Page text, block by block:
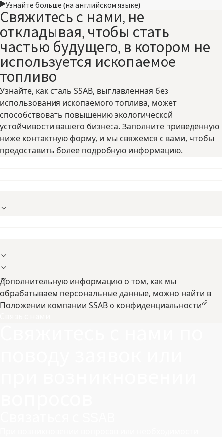
Узнайте больше (на английском языке)
Свяжитесь с нами, не
откладывая, чтобы стать
частью будущего, в котором не
используется ископаемое
топливо
Узнайте, как сталь SSAB, выплавленная без
использования ископаемого топлива, может
способствовать повышению экологической
устойчивости вашего бизнеса. Заполните приведённую
ниже контактную форму, и мы свяжемся с вами, чтобы
предоставить более подробную информацию.
Дополнительную информацию о том, как мы
обрабатываем персональные данные, можно найти в
Положении компании SSAB о конфиденциальности